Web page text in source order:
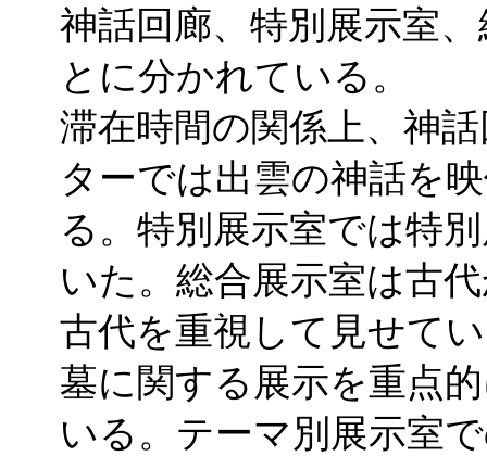
神話回廊、特別展示室
とに分かれている。
滞在時間の関係上、神
ターでは出雲の神話を
る。特別展示室では特
いた。総合展示室は古
古代を重視して見せて
墓に関する展示を重点
いる。テーマ別展示室